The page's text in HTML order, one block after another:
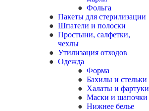
Фольга
Пакеты для стерилизации
Шпатели и полоски
Простыни, салфетки,
чехлы
Утилизация отходов
Одежда
Форма
Бахилы и стельки
Халаты и фартуки
Маски и шапочки
Нижнее белье